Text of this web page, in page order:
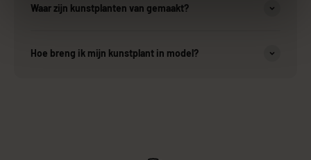
Waar zijn kunstplanten van gemaakt?
Hoe breng ik mijn kunstplant in model?